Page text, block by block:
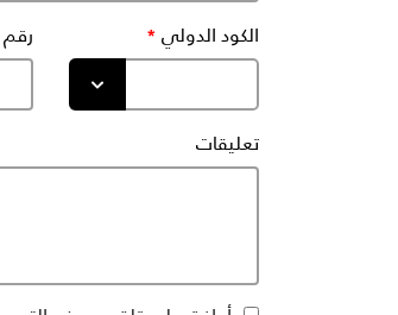
الكود الدولي رقم
تعليقات